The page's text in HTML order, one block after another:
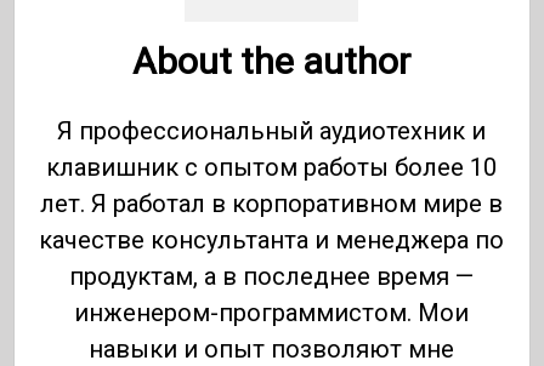
About the author
Я профессиональный аудиотехник и
клавишник с опытом работы более 10
лет. Я работал в корпоративном мире в
качестве консультанта и менеджера по
продуктам, а в последнее время —
инженером-программистом. Мои
навыки и опыт позволяют мне